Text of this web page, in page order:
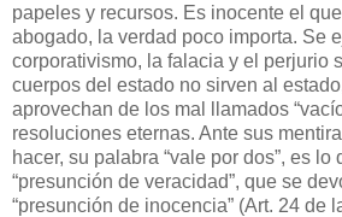
papeles y recursos. Es inocente el
abogado, la verdad poco importa. Se
corporativismo, la falacia y el perjurio
cuerpos del estado no sirven al
aprovechan de los mal llamados
resoluciones eternas. Ante sus
hacer, su palabra “vale por dos”, es lo
“presunción de veracidad”, que se
“presunción de inocencia” (Art. 24 de